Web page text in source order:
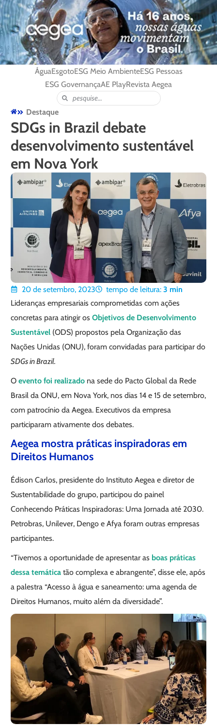
ÁguaEsgotoESG Meio AmbienteESG Pessoas
ESG GovernançaAE PlayRevista Aegea
Destaque
SDGs in Brazil debate
desenvolvimento sustentável
em Nova York
20 de setembro, 2023 tempo de leitura: 3 min
Lideranças empresariais comprometidas com ações
concretas para atingir osObjetivos de Desenvolvimento
Sustentável (ODS) propostos pela Organização das
Nações Unidas (ONU), foram convidadas para participar do
SDGs in Brazil.
Oevento foi realizado na sede do Pacto Global da Rede
Brasil da ONU, em Nova York, nos dias 14 e 15 de setembro,
com patrocínio da Aegea. Executivos da empresa
participaram ativamente dos debates.
Aegea mostra práticas inspiradoras em
Direitos Humanos
Édison Carlos, presidente do Instituto Aegea e diretor de
Sustentabilidade do grupo, participou do painel
Conhecendo Práticas Inspiradoras: Uma Jornada até 2030.
Petrobras, Unilever, Dengo e Afya foram outras empresas
participantes.
“Tivemos a oportunidade de apresentar as boas práticas
dessa temática tão complexa e abrangente”, disse ele, após
a palestra “Acesso à água e saneamento: uma agenda de
Direitos Humanos, muito além da diversidade”.